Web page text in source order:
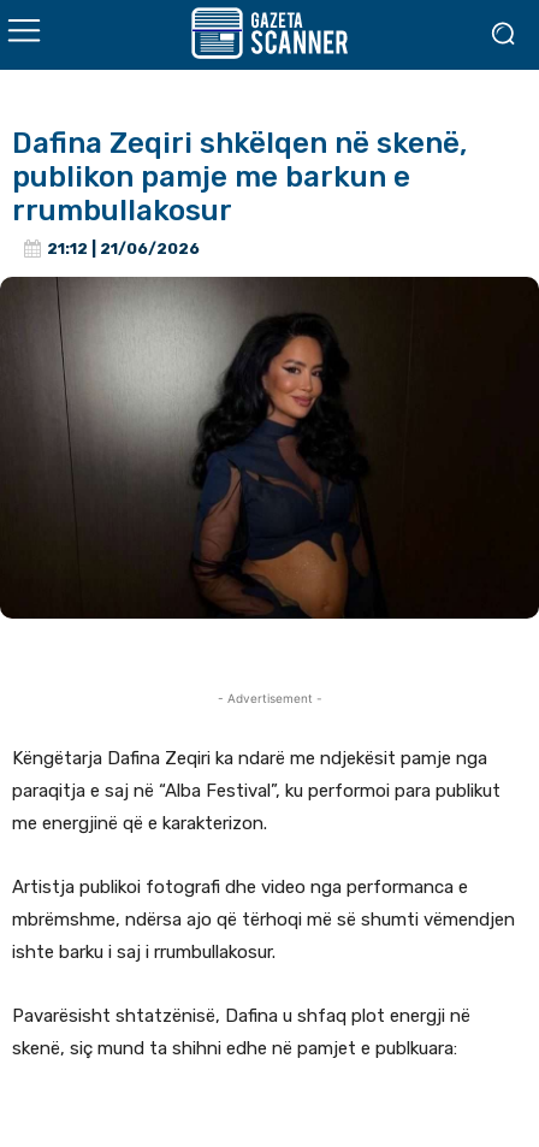
Dafina Zeqiri shkëlqen në skenë,
publikon pamje me barkun e
rrumbullakosur
21:12 | 21/06/2026
- Advertisement -
Këngëtarja Dafina Zeqiri ka ndarë me ndjekësit pamje nga
paraqitja e saj në “Alba Festival”, ku performoi para publikut
me energjinë që e karakterizon.
Artistja publikoi fotografi dhe video nga performanca e
mbrëmshme, ndërsa ajo që tërhoqi më së shumti vëmendjen
ishte barku i saj i rrumbullakosur.
Pavarësisht shtatzënisë, Dafina u shfaq plot energji në
skenë, siç mund ta shihni edhe në pamjet e publkuara: